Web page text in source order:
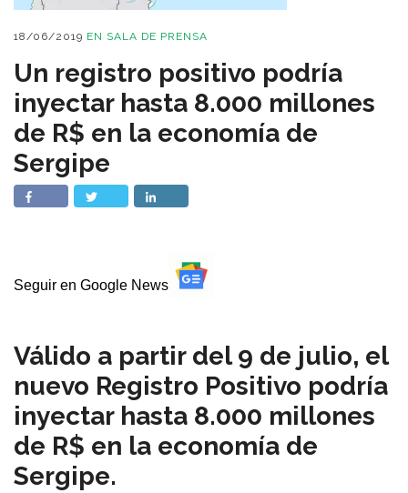
18/06/2019 EN SALA DE PRENSA
Un registro positivo podría
inyectar hasta 8.000 millones
de R$ en la economía de
Sergipe
Seguir en Google News
Válido a partir del 9 de julio, el
nuevo Registro Positivo podría
inyectar hasta 8.000 millones
de R$ en la economía de
Sergipe.